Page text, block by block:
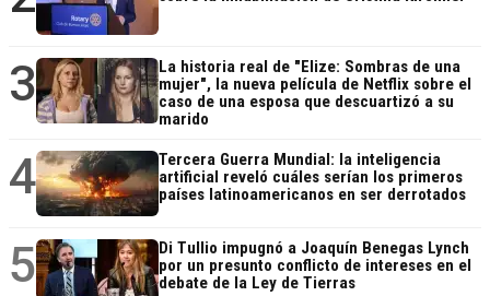
3
La historia real de "Elize: Sombras de una
mujer", la nueva película de Netflix sobre el
caso de una esposa que descuartizó a su
marido
4
Tercera Guerra Mundial: la inteligencia
artificial reveló cuáles serían los primeros
países latinoamericanos en ser derrotados
5
Di Tullio impugnó a Joaquín Benegas Lynch
por un presunto conflicto de intereses en el
debate de la Ley de Tierras